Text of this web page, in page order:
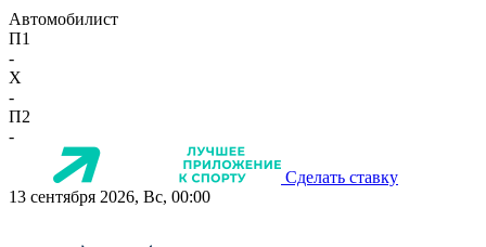
Автомобилист
П1
-
X
-
П2
-
Сделать ставку
13 сентября 2026, Вс, 00:00